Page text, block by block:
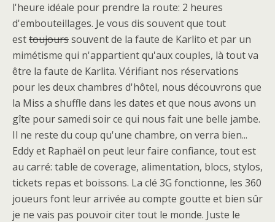
l'heure idéale pour prendre la route: 2 heures
d'embouteillages. Je vous dis souvent que tout
esttoujourssouvent de la faute de Karlito et par un
mimétisme qui n'appartient qu'aux couples, là tout va
être la faute de Karlita. Vérifiant nos réservations
pour les deux chambres d'hôtel, nous découvrons que
la Miss a shuffle dans les dates et que nous avons un
gîte pour samedi soir ce qui nous fait une belle jambe.
Il ne reste du coup qu'une chambre, on verra bien...
Eddy et Raphaël on peut leur faire confiance, tout est
au carré: table de coverage, alimentation, blocs, stylos,
tickets repas et boissons. La clé 3G fonctionne, les 360
joueurs font leur arrivée au compte goutte et bien sûr
je ne vais pas pouvoir citer tout le monde. Juste le